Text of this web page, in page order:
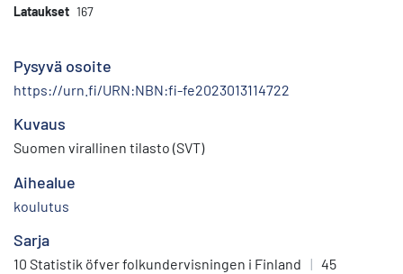
Lataukset 167
Pysyvä osoite
https://urn.fi/URN:NBN:fi-fe2023013114722
Kuvaus
Suomen virallinen tilasto (SVT)
Aihealue
koulutus
Sarja
10 Statistik öfver folkundervisningen i Finland | 45